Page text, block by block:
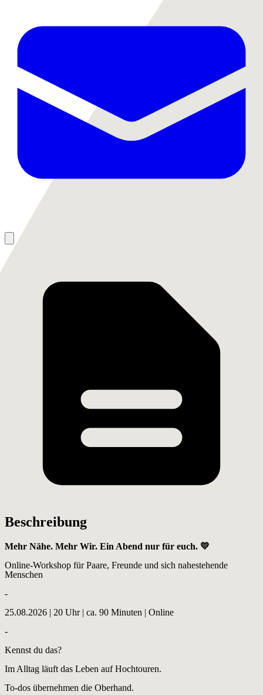
Beschreibung
Mehr Nähe. Mehr Wir. Ein Abend nur für euch. 💛
Online-Workshop für Paare, Freunde und sich nahestehende
Menschen
-
25.08.2026 | 20 Uhr | ca. 90 Minuten | Online
-
Kennst du das?
Im Alltag läuft das Leben auf Hochtouren.
To-dos übernehmen die Oberhand.